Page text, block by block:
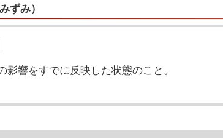
ずみ）
影響をすでに反映した状態のこと。